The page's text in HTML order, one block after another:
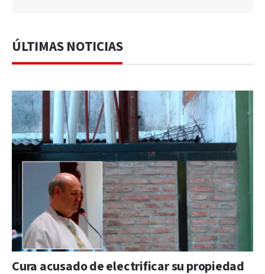
ÚLTIMAS NOTICIAS
Cura acusado de electrificar su propiedad